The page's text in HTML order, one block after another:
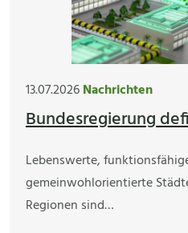
13.07.2026Nachrichten
Bundesregierung
Lebenswerte,
gemeinwohlorientierte
Regionen sind…